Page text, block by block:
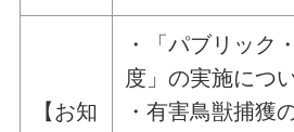
【お知
・「パブリック
度」の実施につ
・有害鳥獣捕獲